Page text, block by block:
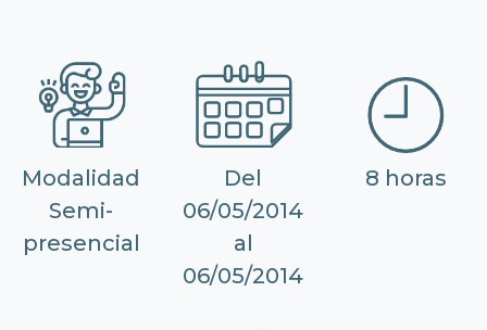
Modalidad
Semi-
presencial
Del
06/05/2014
al
06/05/2014
8 horas